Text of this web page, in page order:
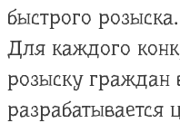
быстрого розыска.
Для каждого
розыску граждан
разрабатывается